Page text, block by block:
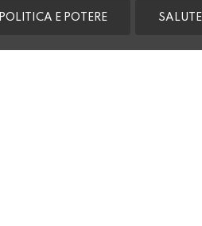
POLITICA E POTERE